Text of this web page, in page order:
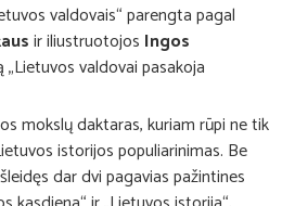
valdovais“ parengta pagal
ir iliustruotojos Ingos
valdovai pasakoja
mokslų daktaras, kuriam rūpi ne tik
istorijos populiarinimas. Be
dar dvi pagavias pažintines